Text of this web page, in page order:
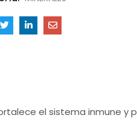
el sistema inmune y